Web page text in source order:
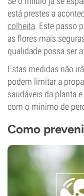
está prestes a
colheita. Este passo
as flores mais
qualidade possa ser
Estas medidas não
podem limitar a
saudáveis da planta
com o mínimo de
Como